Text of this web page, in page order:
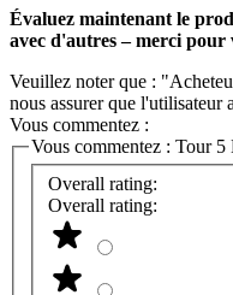
Évaluez maintenant le
avec d'autres – merci pour
Veuillez noter que :
nous assurer que l'utilisateur
Vous commentez :
Vous commentez : Tour 5
Overall rating:
Overall rating: